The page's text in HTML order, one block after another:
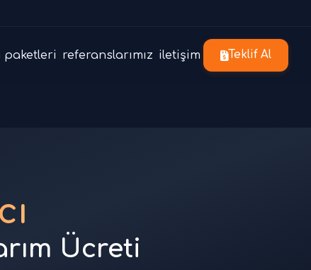
paketleri referanslarımız iletişim Teklif Al
Ücreti